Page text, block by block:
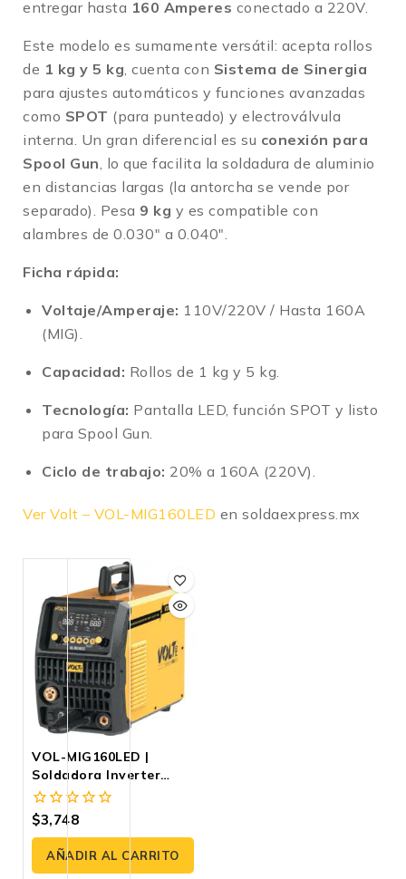
entregar hasta 160 Amperes conectado a 220V.
Este modelo es sumamente versátil: acepta rollos
de 1 kg y 5 kg, cuenta con Sistema de Sinergia
para ajustes automáticos y funciones avanzadas
como SPOT (para punteado) y electroválvula
interna. Un gran diferencial es su conexión para
Spool Gun, lo que facilita la soldadura de aluminio
en distancias largas (la antorcha se vende por
separado). Pesa 9 kg y es compatible con
alambres de 0.030″ a 0.040″.
Ficha rápida:
Voltaje/Amperaje: 110V/220V / Hasta 160A
(MIG).
Capacidad: Rollos de 1 kg y 5 kg.
Tecnología: Pantalla LED, función SPOT y listo
para Spool Gun.
Ciclo de trabajo: 20% a 160A (220V).
Ver Volt – VOL-MIG160LED en soldaexpress.mx
VOL-MIG160LED |
Soldadora Inverter
MIG/MAG 160A
110/220V Con Sinergia,
FLUX, TIG Lift Y
Electrodo – Pantalla
LED
0
fuera
5
$3,748
AÑADIR AL CARRITO